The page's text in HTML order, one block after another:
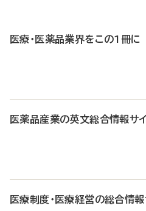
医療・医薬品業界をこの1冊に
医薬品産業の英文総合情報サ
医療制度・医療経営の総合情報